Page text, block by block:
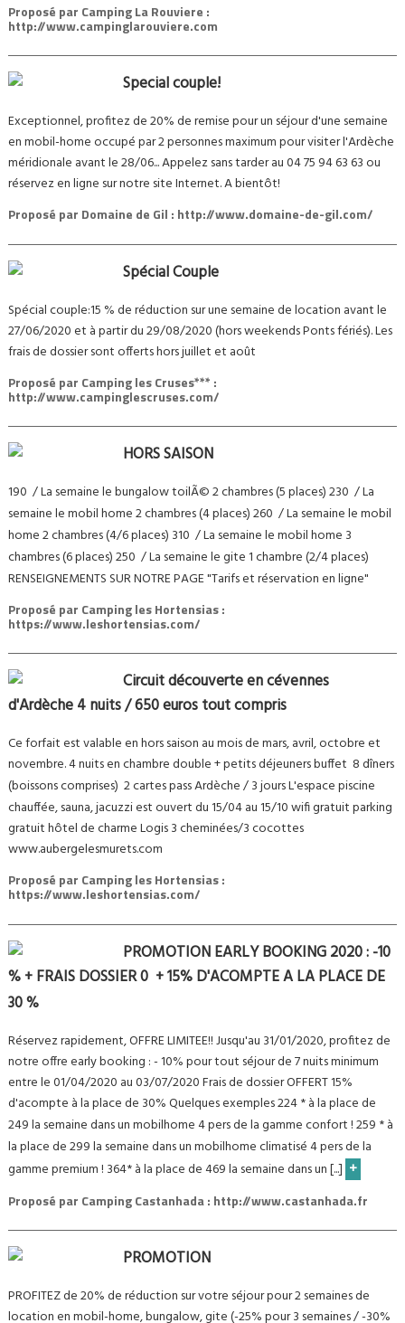
Proposé par Camping La Rouviere :
http://www.campinglarouviere.com
Special couple!
Exceptionnel, profitez de 20% de remise pour un séjour d'une semaine
en mobil-home occupé par 2 personnes maximum pour visiter l'Ardèche
méridionale avant le 28/06... Appelez sans tarder au 04 75 94 63 63 ou
réservez en ligne sur notre site Internet. A bientôt!
Proposé par Domaine de Gil : http://www.domaine-de-gil.com/
Spécial Couple
Spécial couple:15 % de réduction sur une semaine de location avant le
27/06/2020 et à partir du 29/08/2020 (hors weekends Ponts fériés). Les
frais de dossier sont offerts hors juillet et août
Proposé par Camping les Cruses*** :
http://www.campinglescruses.com/
HORS SAISON
190  / La semaine le bungalow toilÃ© 2 chambres (5 places) 230  / La
semaine le mobil home 2 chambres (4 places) 260  / La semaine le mobil
home 2 chambres (4/6 places) 310  / La semaine le mobil home 3
chambres (6 places) 250  / La semaine le gite 1 chambre (2/4 places)
RENSEIGNEMENTS SUR NOTRE PAGE "Tarifs et réservation en ligne"
Proposé par Camping les Hortensias :
https://www.leshortensias.com/
Circuit découverte en cévennes
d'Ardèche 4 nuits / 650 euros tout compris
Ce forfait est valable en hors saison au mois de mars, avril, octobre et
novembre. 4 nuits en chambre double + petits déjeuners buffet  8 dîners
(boissons comprises)  2 cartes pass Ardèche / 3 jours L'espace piscine
chauffée, sauna, jacuzzi est ouvert du 15/04 au 15/10 wifi gratuit parking
gratuit hôtel de charme Logis 3 cheminées/3 cocottes
www.aubergelesmurets.com
Proposé par Camping les Hortensias :
https://www.leshortensias.com/
PROMOTION EARLY BOOKING 2020 : -10
% + FRAIS DOSSIER 0  + 15% D'ACOMPTE A LA PLACE DE
30 %
Réservez rapidement, OFFRE LIMITEE!! Jusqu'au 31/01/2020, profitez de
notre offre early booking : - 10% pour tout séjour de 7 nuits minimum
entre le 01/04/2020 au 03/07/2020 Frais de dossier OFFERT 15%
d'acompte à la place de 30% Quelques exemples 224 * à la place de
249 la semaine dans un mobilhome 4 pers de la gamme confort ! 259 * à
la place de 299 la semaine dans un mobilhome climatisé 4 pers de la
gamme premium ! 364* à la place de 469 la semaine dans un [...] +
Proposé par Camping Castanhada : http://www.castanhada.fr
PROMOTION
PROFITEZ de 20% de réduction sur votre séjour pour 2 semaines de
location en mobil-home, bungalow, gite (-25% pour 3 semaines / -30%